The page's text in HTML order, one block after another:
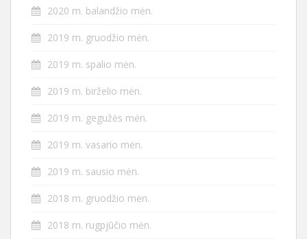
2020 m. balandžio mėn.
2019 m. gruodžio mėn.
2019 m. spalio mėn.
2019 m. birželio mėn.
2019 m. gegužės mėn.
2019 m. vasario mėn.
2019 m. sausio mėn.
2018 m. gruodžio mėn.
2018 m. rugpjūčio mėn.